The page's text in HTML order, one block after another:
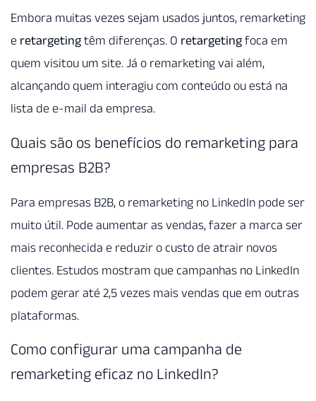
Embora muitas vezes sejam usados juntos, remarketing
e retargetingtêm diferenças. O retargetingfoca em
quem visitou um site. Já o remarketing vai além,
alcançando quem interagiu com conteúdo ou está na
lista de e-mail da empresa.
Quais são os benefícios do remarketing para
empresas B2B?
Para empresas B2B, o remarketing no LinkedIn pode ser
muito útil. Pode aumentar as vendas, fazer a marca ser
mais reconhecida e reduzir o custo de atrair novos
clientes. Estudos mostram que campanhas no LinkedIn
podem gerar até 2,5 vezes mais vendas que em outras
plataformas.
Como configurar uma campanha de
remarketing eficaz no LinkedIn?